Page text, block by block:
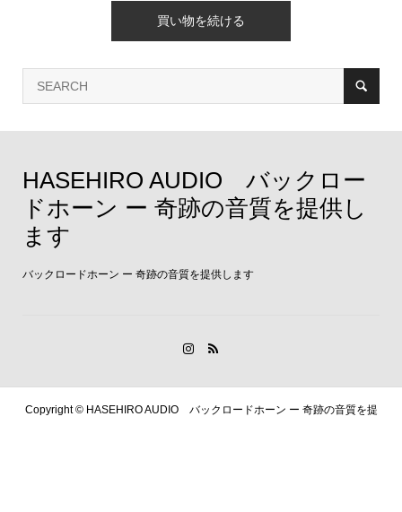
HASEHIRO AUDIO バックロー
ドホーン ー 奇跡の音質を提供し
ます
バックロードホーン ー 奇跡の音質を提供します
Copyright ©HASEHIRO AUDIO バックロードホーン ー 奇跡の音質を提